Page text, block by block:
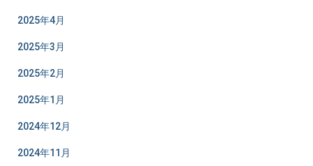
2025年4月
2025年3月
2025年2月
2025年1月
2024年12月
2024年11月